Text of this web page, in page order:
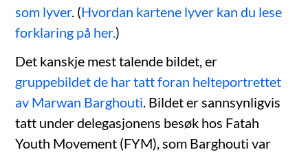
som lyver. (Hvordan kartene lyver kan du lese
forklaring på her.)
Det kanskje mest talende bildet, er
gruppebildet de har tatt foran helteportrettet
av Marwan Barghouti. Bildet er sannsynligvis
tatt under delegasjonens besøk hos Fatah
Youth Movement (FYM), som Barghouti var